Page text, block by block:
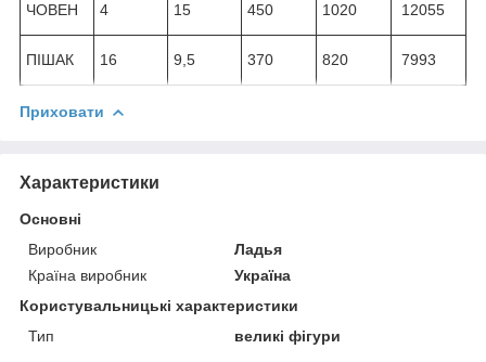
ЧОВЕН 4 15 450 1020 12055
ПІШАК 16 9,5 370 820 7993
Приховати
Характеристики
Основні
Виробник
Ладья
Країна виробник
Україна
Користувальницькі характеристики
Тип
великі фігури